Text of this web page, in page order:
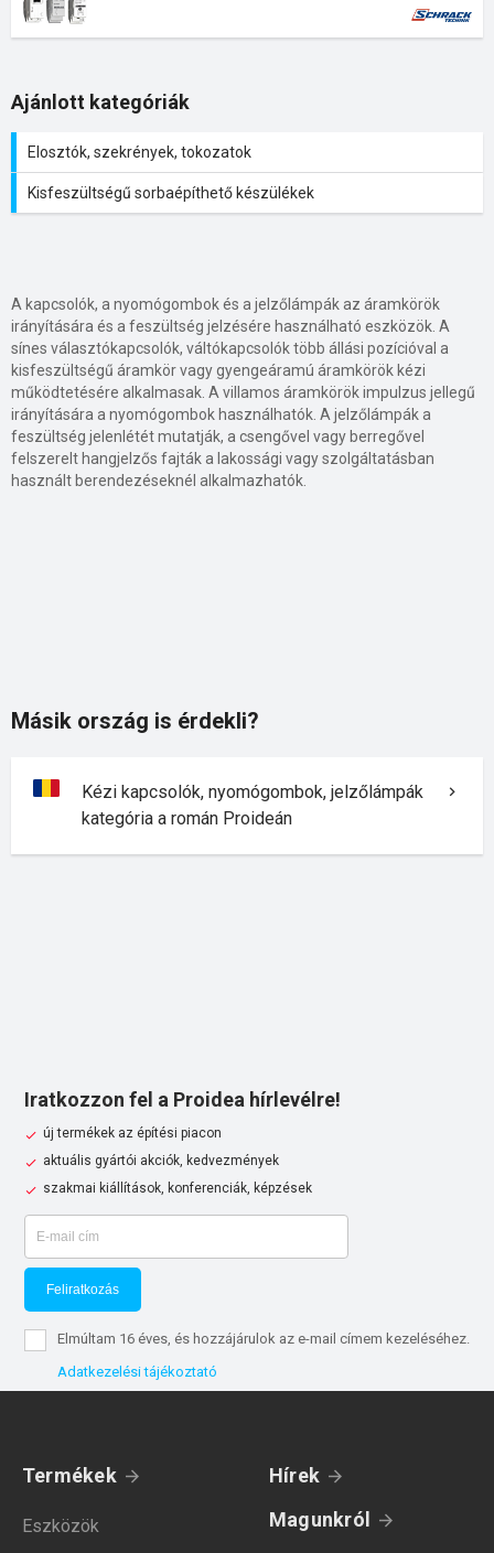
Ajánlott kategóriák
Elosztók, szekrények, tokozatok
Kisfeszültségű sorbaépíthető készülékek
Másik ország is érdekli?
Kézi kapcsolók, nyomógombok, jelzőlámpák
kategória a román Proideán
A kapcsolók, a nyomógombok és a jelzőlámpák az áramkörök
irányítására és a feszültség jelzésére használható eszközök. A
sínes választókapcsolók, váltókapcsolók több állási pozícióval a
kisfeszültségű áramkör vagy gyengeáramú áramkörök kézi
működtetésére alkalmasak. A villamos áramkörök impulzus jellegű
irányítására a nyomógombok használhatók. A jelzőlámpák a
feszültség jelenlétét mutatják, a csengővel vagy berregővel
felszerelt hangjelzős fajták a lakossági vagy szolgáltatásban
használt berendezéseknél alkalmazhatók.
Iratkozzon fel a Proidea hírlevélre!
új termékek az építési piacon
aktuális gyártói akciók, kedvezmények
szakmai kiállítások, konferenciák, képzések
Feliratkozás
Elmúltam 16 éves, és hozzájárulok az e-mail címem kezeléséhez.
Adatkezelési tájékoztató
Termékek
Eszközök
Hírek
Magunkról